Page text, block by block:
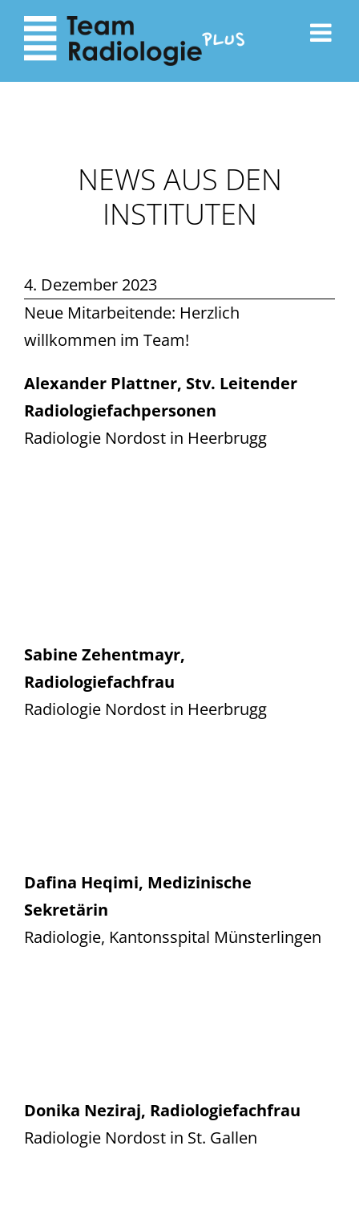
zum
Inhalt
Navigation
NEWS AUS DEN
INSTITUTEN
4. Dezember 2023
Neue Mitarbeitende: Herzlich
willkommen im Team!
Alexander Plattner, Stv. Leitender
Radiologiefachpersonen
Radiologie Nordost in Heerbrugg
Sabine Zehentmayr,
Radiologiefachfrau
Radiologie Nordost in Heerbrugg
Dafina Heqimi, Medizinische
Sekretärin
Radiologie, Kantonsspital Münsterlingen
Donika Neziraj, Radiologiefachfrau
Radiologie Nordost in St. Gallen